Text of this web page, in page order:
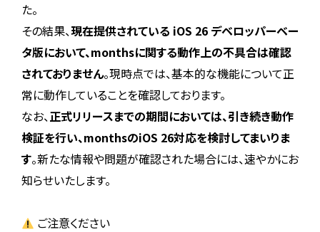
た。
その結果、現在提供されている iOS 26 デベロッパーベー
タ版において、monthsに関する動作上の不具合は確認
されておりません。現時点では、基本的な機能について正
常に動作していることを確認しております。
なお、正式リリースまでの期間においては、引き続き動作
検証を行い、monthsのiOS 26対応を検討してまいりま
す。新たな情報や問題が確認された場合には、速やかにお
知らせいたします。
ご注意ください